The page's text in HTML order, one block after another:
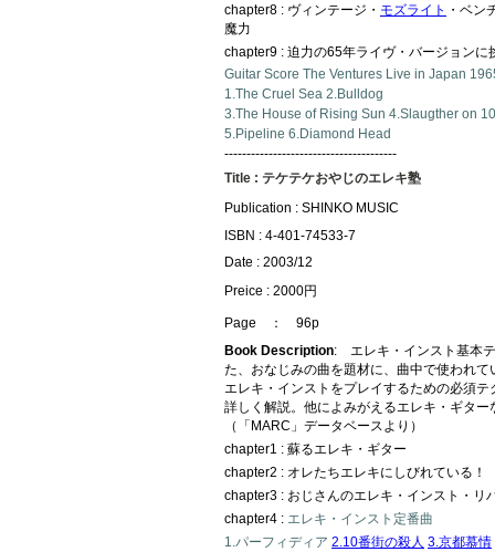
chapter8 : ヴィンテージ・ モズライト ・ベン
魔力
chapter9 : 迫力の65年ライヴ・バージョンに
Guitar Score The Ventures Live in Japan
1.The Cruel Sea 2.Bulldog
3.The House of Rising Sun 4.Slaugther on
5.Pipeline 6.Diamond Head
---------------------------------------
Title : テケテケおやじのエレキ塾
Publication : SHINKO MUSIC
ISBN : 4-401-74533-7
Date : 2003/12
Preice : 2000円
Page ： 96p
Book Description: エレキ・インスト基本
た、おなじみの曲を題材に、曲中で使われて
エレキ・インストをプレイするための必須テ
詳しく解説。他によみがえるエレキ・ギター
（「MARC」データベースより）
chapter1 : 蘇るエレキ・ギター
chapter2 : オレたちエレキにしびれている！
chapter3 : おじさんのエレキ・インスト・リ
chapter4 : エレキ・インスト定番曲
1.パーフィディア 2.10番街の殺人 3.京都慕情